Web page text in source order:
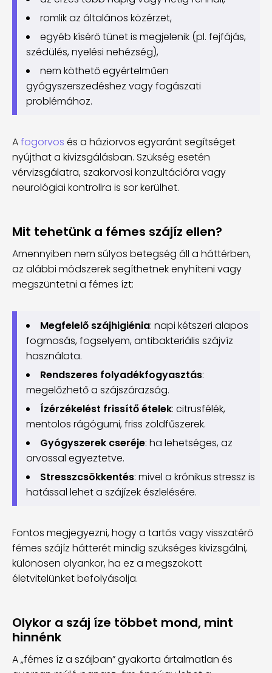
romlik az általános közérzet,
egyéb kísérő tünet is megjelenik (pl. fejfájás,
szédülés, nyelési nehézség),
nem köthető egyértelműen
gyógyszerszedéshez vagy fogászati
problémához.
Afogorvos és a háziorvos egyaránt segítséget
nyújthat a kivizsgálásban. Szükség esetén
vérvizsgálatra, szakorvosi konzultációra vagy
neurológiai kontrollra is sor kerülhet.
Mit tehetünk a fémes szájíz ellen?
Amennyiben nem súlyos betegség áll a háttérben,
az alábbi módszerek segíthetnek enyhíteni vagy
megszüntetni a fémes ízt:
Megfelelő szájhigiénia: napi kétszeri alapos
fogmosás, fogselyem, antibakteriális szájvíz
használata.
Rendszeres folyadékfogyasztás:
megelőzhető a szájszárazság.
Ízérzékelést frissítő ételek: citrusfélék,
mentolos rágógumi, friss zöldfűszerek.
Gyógyszerek cseréje: ha lehetséges, az
orvossal egyeztetve.
Stresszcsökkentés: mivel a krónikus stressz is
hatással lehet a szájízek észlelésére.
Fontos megjegyezni, hogy a tartós vagy visszatérő
fémes szájíz hátterét mindig szükséges kivizsgálni,
különösen olyankor, ha ez a megszokott
életvitelünket befolyásolja.
Olykor a száj íze többet mond, mint
hinnénk
A „fémes íz a szájban” gyakorta ártalmatlan és